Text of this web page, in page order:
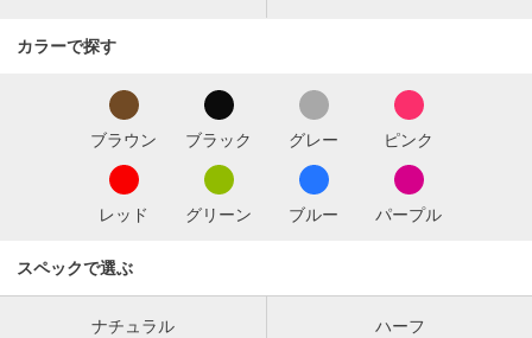
カラーで探す
ブラウン ブラック グレー ピンク
レッド グリーン ブルー パープル
スペックで選ぶ
ナチュラル ハーフ